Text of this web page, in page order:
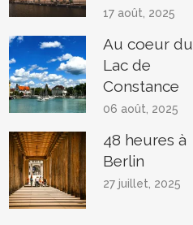
17 août, 2025
Au coeur du
Lac de
Constance
06 août, 2025
48 heures à
Berlin
27 juillet, 2025